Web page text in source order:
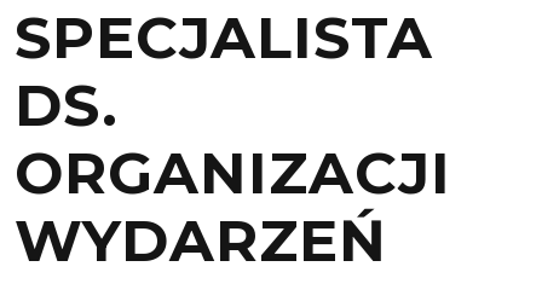
SPECJALISTA
DS.
ORGANIZACJI
WYDARZEŃ